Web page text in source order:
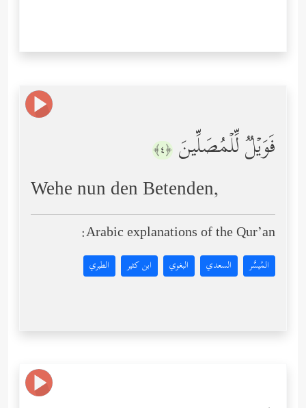
فَوَیۡلࣱ لِّلۡمُصَلِّینَ ﴿٤﴾
Wehe nun den Betenden,
Arabic explanations of the Qur’an:
المُيسَّر السعدي البغوي ابن كثير الطبري